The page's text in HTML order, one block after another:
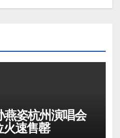
燕姿杭州演唱会
火速售罄